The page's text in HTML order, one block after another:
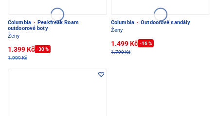
Columbia · Peakfreak Roam
outdoorové boty
Ženy
1.399 Kč -30 %
1.999 Kč
Columbia · Outdoorové sandály
Ženy
1.499 Kč -16 %
1.799 Kč